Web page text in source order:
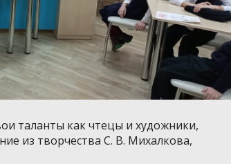
таланты как чтецы и художники,
из творчества С. В. Михалкова,